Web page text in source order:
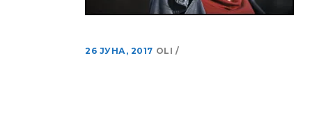
26 ЈУНА, 2017 OLI